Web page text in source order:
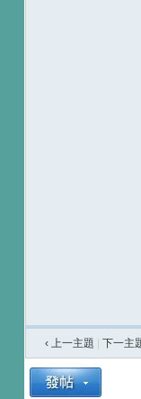
‹ 上一主題 下一主